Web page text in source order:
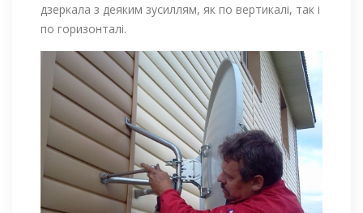
дзеркала з деяким зусиллям, як по вертикалі, так і
по горизонталі.